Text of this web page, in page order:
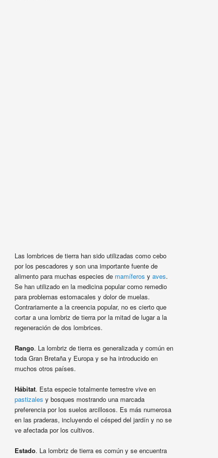
Las lombrices de tierra han sido utilizadas como cebo
por los pescadores y son una importante fuente de
alimento para muchas especies de mamíferos y aves.
Se han utilizado en la medicina popular como remedio
para problemas estomacales y dolor de muelas.
Contrariamente a la creencia popular, no es cierto que
cortar a una lombriz de tierra por la mitad de lugar a la
regeneración de dos lombrices.
Rango. La lombriz de tierra es generalizada y común en
toda Gran Bretaña y Europa y se ha introducido en
muchos otros países.
Hábitat. Esta especie totalmente terrestre vive en
pastizales y bosques mostrando una marcada
preferencia por los suelos arcillosos. Es más numerosa
en las praderas, incluyendo el césped del jardín y no se
ve afectada por los cultivos.
Estado. La lombriz de tierra es común y se encuentra